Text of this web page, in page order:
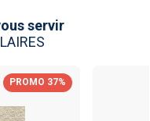
servir
PROMO 37%